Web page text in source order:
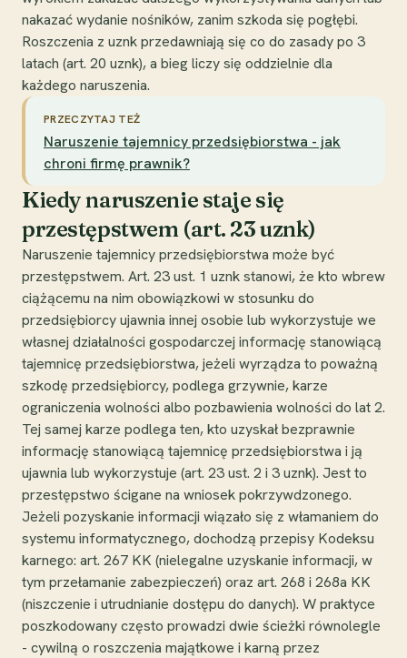
nakazać wydanie nośników, zanim szkoda się pogłębi.
Roszczenia z uznk przedawniają się co do zasady po 3
latach (art. 20 uznk), a bieg liczy się oddzielnie dla
każdego naruszenia.
PRZECZYTAJ TEŻ
Naruszenie tajemnicy przedsiębiorstwa - jak
chroni firmę prawnik?
Kiedy naruszenie staje się
przestępstwem (art. 23 uznk)
Naruszenie tajemnicy przedsiębiorstwa może być
przestępstwem. Art. 23 ust. 1 uznk stanowi, że kto wbrew
ciążącemu na nim obowiązkowi w stosunku do
przedsiębiorcy ujawnia innej osobie lub wykorzystuje we
własnej działalności gospodarczej informację stanowiącą
tajemnicę przedsiębiorstwa, jeżeli wyrządza to poważną
szkodę przedsiębiorcy, podlega grzywnie, karze
ograniczenia wolności albo pozbawienia wolności do lat 2.
Tej samej karze podlega ten, kto uzyskał bezprawnie
informację stanowiącą tajemnicę przedsiębiorstwa i ją
ujawnia lub wykorzystuje (art. 23 ust. 2 i 3 uznk). Jest to
przestępstwo ścigane na wniosek pokrzywdzonego.
Jeżeli pozyskanie informacji wiązało się z włamaniem do
systemu informatycznego, dochodzą przepisy Kodeksu
karnego: art. 267 KK (nielegalne uzyskanie informacji, w
tym przełamanie zabezpieczeń) oraz art. 268 i 268a KK
(niszczenie i utrudnianie dostępu do danych). W praktyce
poszkodowany często prowadzi dwie ścieżki równolegle
- cywilną o roszczenia majątkowe i karną przez